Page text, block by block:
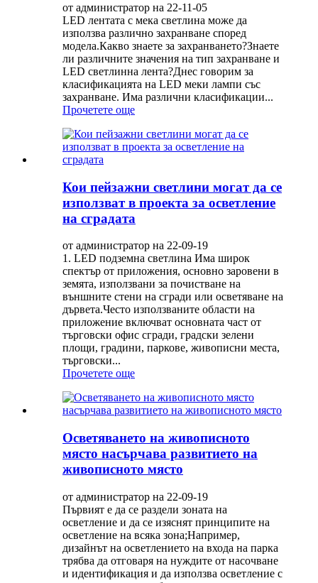
от администратор на 22-11-05
LED лентата с мека светлина може да
използва различно захранване според
модела.Какво знаете за захранването?Знаете
ли различните значения на тип захранване и
LED светлинна лента?Днес говорим за
класификацията на LED меки лампи със
захранване. Има различни класификации...
Прочетете още
Кои пейзажни светлини могат да се
използват в проекта за осветление
на сградата
от администратор на 22-09-19
1. LED подземна светлина Има широк
спектър от приложения, основно заровени в
земята, използвани за почистване на
външните стени на сгради или осветяване на
дървета.Често използваните области на
приложение включват основната част от
търговски офис сгради, градски зелени
площи, градини, паркове, живописни места,
търговски...
Прочетете още
Осветяването на живописното
място насърчава развитието на
живописното място
от администратор на 22-09-19
Първият е да се раздели зоната на
осветление и да се изяснят принципите на
осветление на всяка зона;Например,
дизайнът на осветлението на входа на парка
трябва да отговаря на нуждите от насочване
и идентификация и да използва осветление с